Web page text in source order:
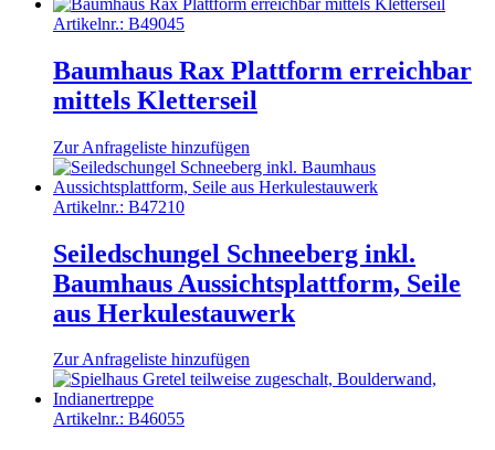
Artikelnr.: B49045
Baumhaus Rax Plattform erreichbar
mittels Kletterseil
Zur Anfrageliste hinzufügen
Artikelnr.: B47210
Seiledschungel Schneeberg inkl.
Baumhaus Aussichtsplattform, Seile
aus Herkulestauwerk
Zur Anfrageliste hinzufügen
Artikelnr.: B46055